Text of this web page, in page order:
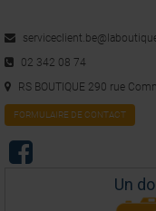
02 342 08 74
RS BOUTIQUE 290 rue
FORMULAIRE DE CONTACT
Un